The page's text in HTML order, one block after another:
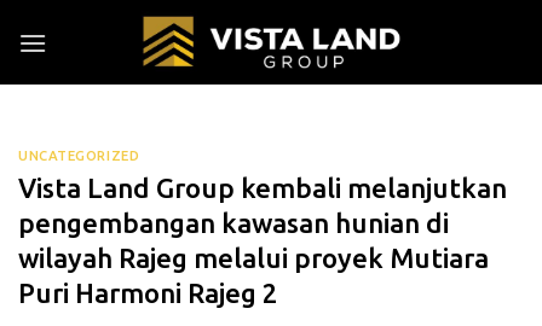
UNCATEGORIZED
Vista Land Group kembali melanjutkan
pengembangan kawasan hunian di
wilayah Rajeg melalui proyek Mutiara
Puri Harmoni Rajeg 2